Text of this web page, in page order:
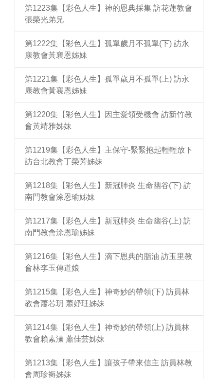
第1223集【彩色人生】神的恩典採集 訪花蓮教會
張榮光弟兄
第1222集【彩色人生】孤單歲月不孤單(下) 訪永
康教會黃襄恩姊妹
第1221集【彩色人生】孤單歲月不孤單(上) 訪永
康教會黃襄恩姊妹
第1220集【彩色人生】因主愛領受機會 訪新竹教
會黃靖雅姊妹
第1219集【彩色人生】主保守-緊緊抱起輕輕放下
訪台北教會丁榮芳姊妹
第1218集【彩色人生】新冠肺炎 生命幽谷(下) 訪
南門教會涂恩瑜姊妹
第1217集【彩色人生】新冠肺炎 生命幽谷(上) 訪
南門教會涂恩瑜姊妹
第1216集【彩色人生】滴下恩典的脂油 訪玉里教
會林李玉傳道娘
第1215集【彩色人生】神奇妙的帶領(下) 訪員林
教會蕭芯玥 蕭妤玨姊妹
第1214集【彩色人生】神奇妙的帶領(上) 訪員林
教會賴素溱 蕭佳芸姊妹
第1213集【彩色人生】讓孩子帶來信主 訪員林教
會周珍褥姊妹